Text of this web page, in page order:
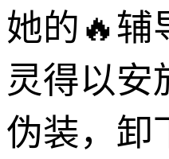
她的🔥辅
灵得以安
伪装，卸